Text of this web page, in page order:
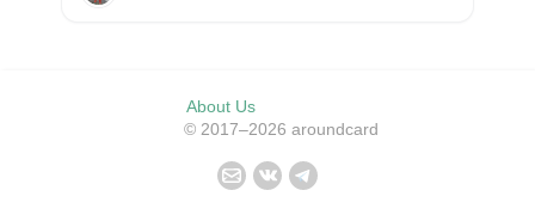
About Us
© 2017–2026 aroundcard